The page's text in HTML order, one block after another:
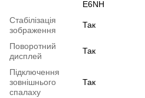
E6NH
Cтабілізація
зображення
Так
Поворотний
дисплей
Так
Підключення
зовнішнього
спалаху
Так